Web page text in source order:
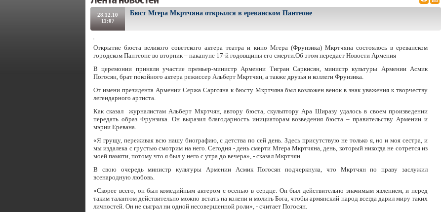
28.12.10
11:07
Бюст Мгера Мкртчяна открылся в ереванском Пантеоне
Открытие бюста великого советского актера театра и кино Мгера (Фрунзика) Мкртчяна состоялось в ереванском
городском Пантеоне во вторник – накануне 17-й годовщины его смерти.Об этом передает Новости Армения
В церемонии приняли участие премьер-министр Армении Тигран Саркисян, министр культуры Армении Асмик
Погосян, брат покойного актера режиссер Альберт Мкртчян, а также друзья и коллеги Фрунзика.
От имени президента Армении Сержа Саргсяна к бюсту Мкртчяна был возложен венок в знак уважения к творчеству
легендарного артиста.
Как сказал журналистам Альберт Мкртчян, автору бюста, скульптору Ара Ширазу удалось в своем произведении
передать образ Фрунзика. Он выразил благодарность инициаторам возведения бюста – правительству Армении и
мэрии Еревана.
«Я грущу, переживая всю нашу биографию, с детства по сей день. Здесь присутствую не только я, но и моя сестра, и
мы издалека с грустью смотрим на него. Сегодня - день смерти Мгера Мкртчяна, день, который никогда не сотрется из
моей памяти, потому что я был у него с утра до вечера», - сказал Мкртчян.
В свою очередь министр культуры Армении Асмик Погосян подчеркнула, что Мкртчян по праву заслужил
всенародную любовь.
«Скорее всего, он был комедийным актером с осенью в сердце. Он был действительно значимым явлением, и перед
таким талантом действительно можно встать на колени и молить Бога, чтобы армянский народ всегда дарил миру таких
личностей. Он не сыграл ни одной несовершенной роли», - считает Погосян.